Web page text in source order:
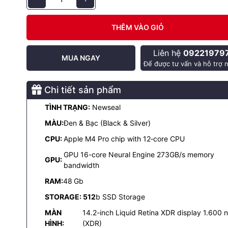
THÊM VÀO GIỎ
MUA NGAY Liên hệ
Để được tư vấn và hỗ trợ
Chi tiết sản phẩm
TÌNH TRẠNG: Newseal
MÀU:Đen & Bạc (Black & Silver)
CPU:Apple M4 Pro chip with 12‑core CPU
GPU:
GPU 16-core Neural Engine 273GB/s memory
bandwidth
RAM:48 Gb
STORAGE: 512b SSD Storage
MÀN
HÌNH:
14.2-inch Liquid Retina XDR display 1.600
(XDR)
Retina XDR
M4 duy trì màn hình Liquid Retina XDR với công nghệ Mini LED và
đạt 1600 nits, mang đến trải nghiệm sống động và chân thực cho
chói nano-texture giúp giảm lóa mắt khi làm việc trong môi
chất lượng này, MacBook Pro M4 mang đến trải nghiệm thị giác
yêu cầu độ chính xác màu sắc cao như thiết kế đồ họa, chỉnh sửa